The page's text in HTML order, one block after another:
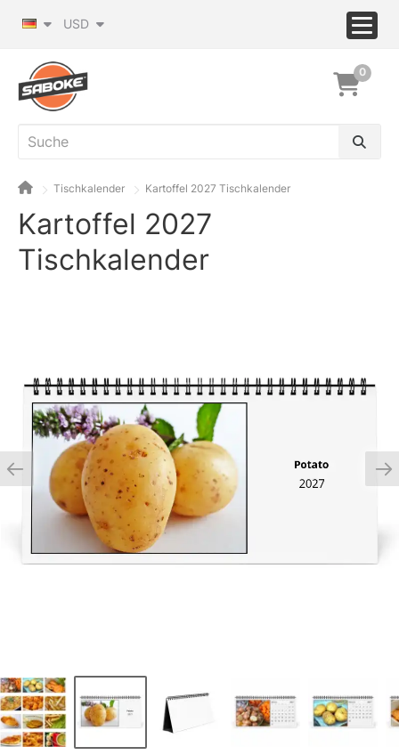
USD
0
Tischkalender Kartoffel 2027 Tischkalender
Kartoffel 2027
Tischkalender